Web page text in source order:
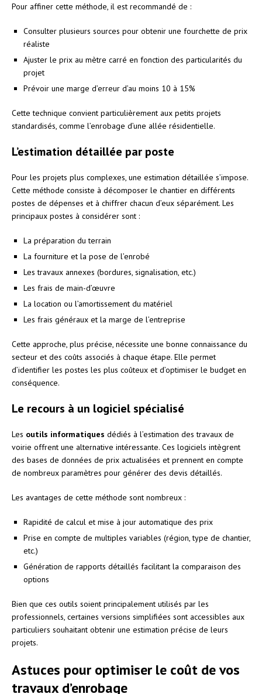
Pour affiner cette méthode, il est recommandé de :
Consulter plusieurs sources pour obtenir une fourchette de prix
réaliste
Ajuster le prix au mètre carré en fonction des particularités du
projet
Prévoir une marge d’erreur d’au moins 10 à 15%
Cette technique convient particulièrement aux petits projets
standardisés, comme l’enrobage d’une allée résidentielle.
L’estimation détaillée par poste
Pour les projets plus complexes, une estimation détaillée s’impose.
Cette méthode consiste à décomposer le chantier en différents
postes de dépenses et à chiffrer chacun d’eux séparément. Les
principaux postes à considérer sont :
La préparation du terrain
La fourniture et la pose de l’enrobé
Les travaux annexes (bordures, signalisation, etc.)
Les frais de main-d’œuvre
La location ou l’amortissement du matériel
Les frais généraux et la marge de l’entreprise
Cette approche, plus précise, nécessite une bonne connaissance du
secteur et des coûts associés à chaque étape. Elle permet
d’identifier les postes les plus coûteux et d’optimiser le budget en
conséquence.
Le recours à un logiciel spécialisé
Les outils informatiques dédiés à l’estimation des travaux de
voirie offrent une alternative intéressante. Ces logiciels intègrent
des bases de données de prix actualisées et prennent en compte
de nombreux paramètres pour générer des devis détaillés.
Les avantages de cette méthode sont nombreux :
Rapidité de calcul et mise à jour automatique des prix
Prise en compte de multiples variables (région, type de chantier,
etc.)
Génération de rapports détaillés facilitant la comparaison des
options
Bien que ces outils soient principalement utilisés par les
professionnels, certaines versions simplifiées sont accessibles aux
particuliers souhaitant obtenir une estimation précise de leurs
projets.
Astuces pour optimiser le coût de vos
travaux d’enrobage